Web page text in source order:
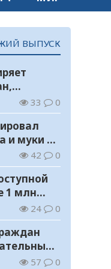
ВЫПУСК
33 0
и муки в
42 0
1 млн
24 0
в 57 0